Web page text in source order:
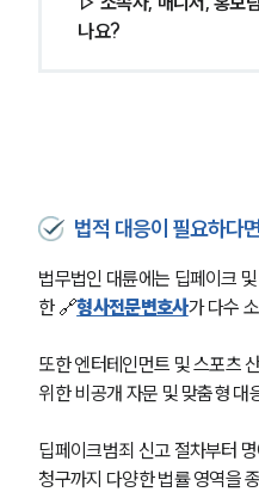
나요?
법적 대응이 필요하다
법무법인 대륜에는 딥페이크
한 🔗형사전문변호사가 다수
또한 엔터테인먼트 및 스포츠
위한 비공개 자문 및 맞춤형 대
딥페이크범죄 신고 절차부터
청구까지 다양한 법률 영역을